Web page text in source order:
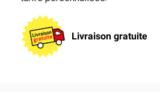
Livraison gratuite